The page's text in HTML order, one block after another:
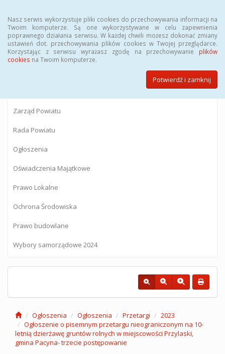
Nasz serwis wykorzystuje pliki cookies do przechowywania informacji na
Twoim komputerze. Są one wykorzystywane w celu zapewnienia
poprawnego działania serwisu. W każdej chwili możesz dokonać zmiany
ustawień dot. przechowywania plików cookies w Twojej przeglądarce.
Korzystając z serwisu wyrażasz zgodę na przechowywanie plików
cookies na Twoim komputerze.
Potwierdź i zamknij
BIULETYN INFORMACJI PUBLICZNEJ
Starostwa Powiatowego w Gostyninie
Zarząd Powiatu
Rada Powiatu
Ogłoszenia
Oświadczenia Majątkowe
Prawo Lokalne
Ochrona Środowiska
Prawo budowlane
Wybory samorządowe 2024
Ogłoszenia Ogłoszenia Przetargi
2023
Ogłoszenie o pisemnym przetargu nieograniczonym na 10-
letnią dzierżawę gruntów rolnych w miejscowości Przylaski,
gmina Pacyna- trzecie postępowanie